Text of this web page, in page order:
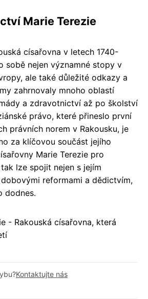
Marie Terezie
císařovna v letech 1740-
sobě nejen významné stopy v
ale také důležité odkazy a
zahrnovaly mnoho oblastí
a zdravotnictví až po školství
právo, které přineslo první
právních norem v Rakousku, je
za klíčovou součást jejího
Marie Terezie pro
lze spojit nejen s jejím
reformami a dědictvím,
dodnes.
- Rakouská císařovna, která
Kontaktujte nás